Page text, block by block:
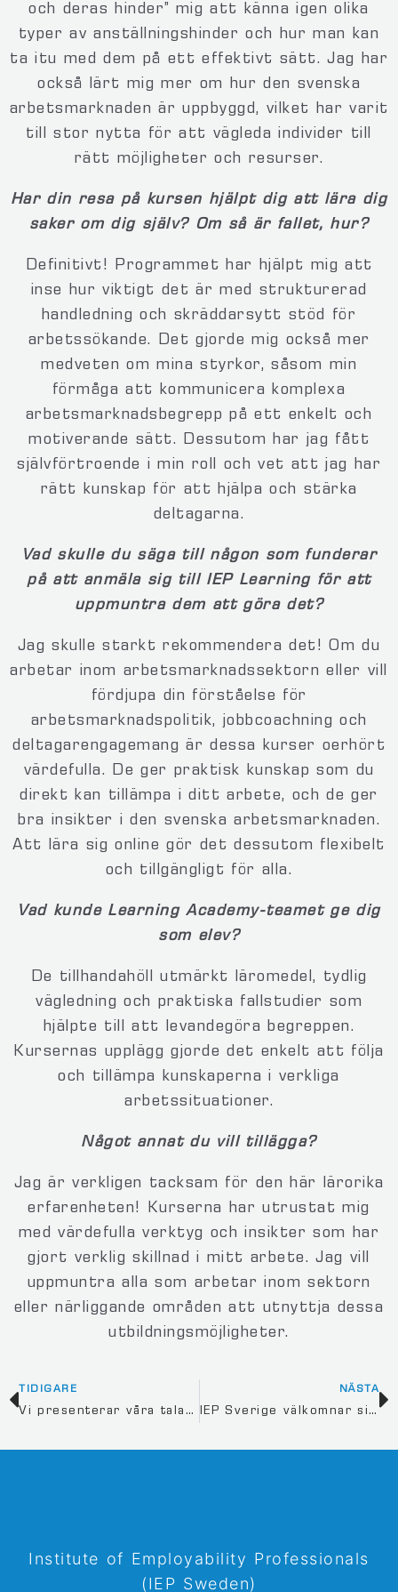
och deras hinder” mig att känna igen olika
typer av anställningshinder och hur man kan
ta itu med dem på ett effektivt sätt. Jag har
också lärt mig mer om hur den svenska
arbetsmarknaden är uppbyggd, vilket har varit
till stor nytta för att vägleda individer till
rätt möjligheter och resurser.
Har din resa på kursen hjälpt dig att lära dig
saker om dig själv? Om så är fallet, hur?
Definitivt! Programmet har hjälpt mig att
inse hur viktigt det är med strukturerad
handledning och skräddarsytt stöd för
arbetssökande. Det gjorde mig också mer
medveten om mina styrkor, såsom min
förmåga att kommunicera komplexa
arbetsmarknadsbegrepp på ett enkelt och
motiverande sätt. Dessutom har jag fått
självförtroende i min roll och vet att jag har
rätt kunskap för att hjälpa och stärka
deltagarna.
Vad skulle du säga till någon som funderar
på att anmäla sig till IEP Learning för att
uppmuntra dem att göra det?
Jag skulle starkt rekommendera det! Om du
arbetar inom arbetsmarknadssektorn eller vill
fördjupa din förståelse för
arbetsmarknadspolitik, jobbcoachning och
deltagarengagemang är dessa kurser oerhört
värdefulla. De ger praktisk kunskap som du
direkt kan tillämpa i ditt arbete, och de ger
bra insikter i den svenska arbetsmarknaden.
Att lära sig online gör det dessutom flexibelt
och tillgängligt för alla.
Vad kunde Learning Academy-teamet ge dig
som elev?
De tillhandahöll utmärkt läromedel, tydlig
vägledning och praktiska fallstudier som
hjälpte till att levandegöra begreppen.
Kursernas upplägg gjorde det enkelt att följa
och tillämpa kunskaperna i verkliga
arbetssituationer.
Något annat du vill tillägga?
Jag är verkligen tacksam för den här lärorika
erfarenheten! Kurserna har utrustat mig
med värdefulla verktyg och insikter som har
gjort verklig skillnad i mitt arbete. Jag vill
uppmuntra alla som arbetar inom sektorn
eller närliggande områden att utnyttja dessa
utbildningsmöjligheter.
TIDIGARE
Vi presenterar våra talare för IEP Journal 14
NÄSTA
IEP Sverige välkomnar sin första individuella medlem
Institute of Employability Professionals
(IEP Sweden)